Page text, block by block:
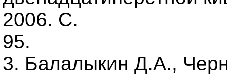
2006. С.
95.
3. Балалыкин Д.А.,